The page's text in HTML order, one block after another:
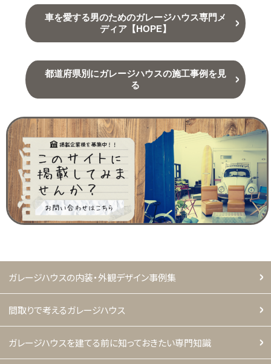
車を愛する男のためのガレージハウス専門メ
ディア【HOPE】
都道府県別にガレージハウスの施工事例を見
る
ガレージハウスの内装・外観デザイン事例集
間取りで考えるガレージハウス
ガレージハウスを建てる前に知っておきたい専門知識